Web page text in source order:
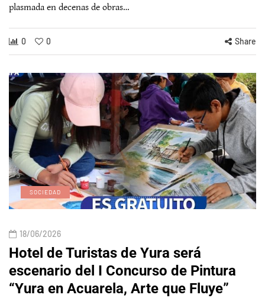
plasmada en decenas de obras…
0 0 Share
SOCIEDAD
18/06/2026
Hotel de Turistas de Yura será
escenario del I Concurso de Pintura
“Yura en Acuarela, Arte que Fluye”